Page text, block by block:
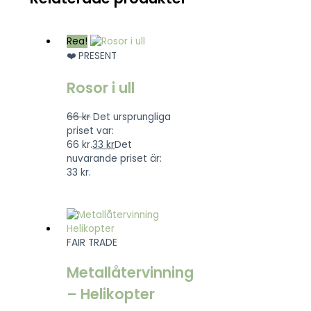
Rea!
❤️ PRESENT
Rosor i ull
66kr Det ursprungliga
priset var:
66 kr.33krDet
nuvarande priset är:
33 kr.
FAIR TRADE
Metallåtervinning
– Helikopter